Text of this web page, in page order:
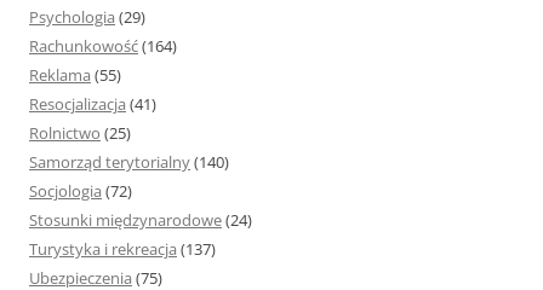
Psychologia (29)
Rachunkowość(164)
Reklama (55)
Resocjalizacja (41)
Rolnictwo (25)
Samorząd terytorialny(140)
Socjologia (72)
Stosunki międzynarodowe(24)
Turystyka i rekreacja (137)
Ubezpieczenia (75)